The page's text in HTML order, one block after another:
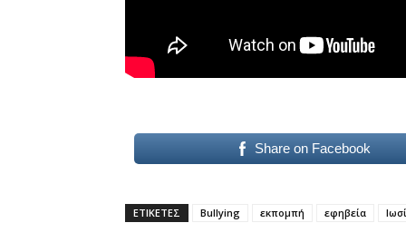
Share on Facebook
ΕΤΙΚΕΤΕΣ Bullying εκπομπή εφηβεία